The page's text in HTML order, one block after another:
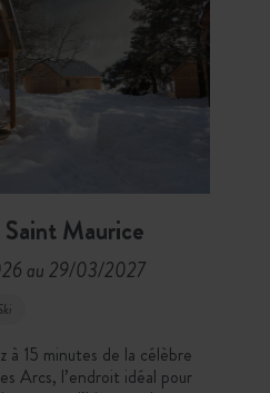
Maurice
au 29/03/2027
à 15 minutes de la célèbre
Arcs, l’endroit idéal pour